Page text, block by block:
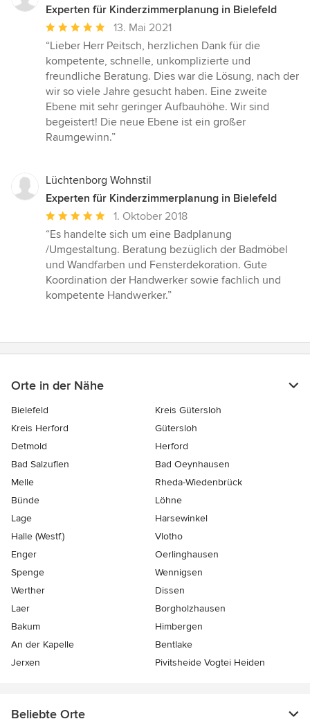
Experten für Kinderzimmerplanung in Bielefeld
Durchschnittliche
Bewertung:
5
von
5
Sternen
13. Mai 2021
“Lieber Herr Peitsch, herzlichen Dank für die
kompetente, schnelle, unkomplizierte und
freundliche Beratung. Dies war die Lösung, nach der
wir so viele Jahre gesucht haben. Eine zweite
Ebene mit sehr geringer Aufbauhöhe. Wir sind
begeistert! Die neue Ebene ist ein großer
Raumgewinn.”
Lüchtenborg Wohnstil
Experten für Kinderzimmerplanung in Bielefeld
Durchschnittliche
Bewertung:
5
von
5
Sternen
1. Oktober 2018
“Es handelte sich um eine Badplanung
/Umgestaltung. Beratung bezüglich der Badmöbel
und Wandfarben und Fensterdekoration. Gute
Koordination der Handwerker sowie fachlich und
kompetente Handwerker.”
Orte in der Nähe
Bielefeld
Kreis Gütersloh
Kreis Herford
Gütersloh
Detmold
Herford
Bad Salzuflen
Bad Oeynhausen
Melle
Rheda-Wiedenbrück
Bünde
Löhne
Lage
Harsewinkel
Halle (Westf.)
Vlotho
Enger
Oerlinghausen
Spenge
Wennigsen
Werther
Dissen
Laer
Borgholzhausen
Bakum
Himbergen
An der Kapelle
Bentlake
Jerxen
Pivitsheide Vogtei Heiden
Beliebte Orte